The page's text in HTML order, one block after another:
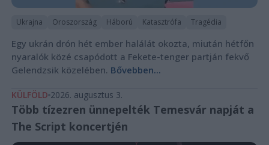
Ukrajna Oroszország Háború Katasztrófa Tragédia
Egy ukrán drón hét ember halálát okozta, miután hétfőn
nyaralók közé csapódott a Fekete-tenger partján fekvő
Gelendzsik közelében. Bővebben...
KÜLFÖLD 2026. augusztus 3.
Több tízezren ünnepelték Temesvár napját a
The Script koncertjén